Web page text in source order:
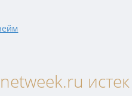
истек